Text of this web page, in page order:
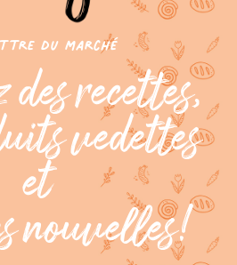
du marché
recettes,
vedettes
et
nouvelles!